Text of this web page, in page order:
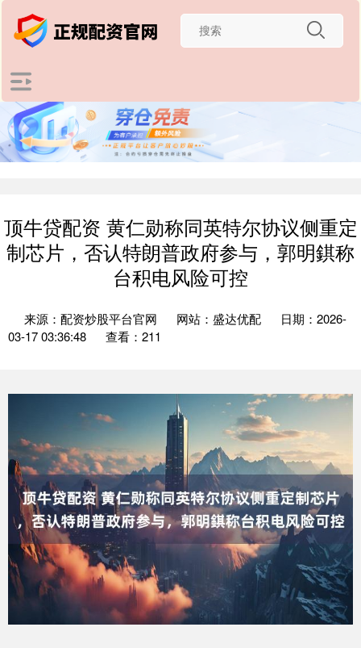
顶牛贷配资 黄仁勋称同英特尔协议侧重定
制芯片，否认特朗普政府参与，郭明錤称
台积电风险可控
来源：配资炒股平台官网 网站：盛达优配
日期：2026-
03-17 03:36:48
查看：211